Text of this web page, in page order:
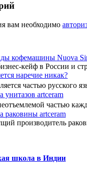
вам необходимо
кофемашины Nuova
кейф в России и
наречие никак?
частью русского
artceram
частью
раковины artceram
производитель
школа в Индии